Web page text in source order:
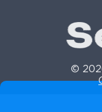
©